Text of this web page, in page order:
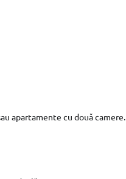
apartamente cu două camere.